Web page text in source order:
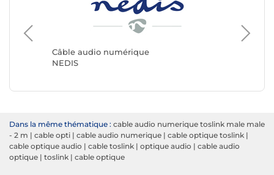
Câble audio numérique
NEDIS
Dans la même thématique : cable audio numerique toslink male male
- 2 m | cable opti | cable audio numerique | cable optique toslink |
cable optique audio | cable toslink | optique audio | cable audio
optique | toslink | cable optique